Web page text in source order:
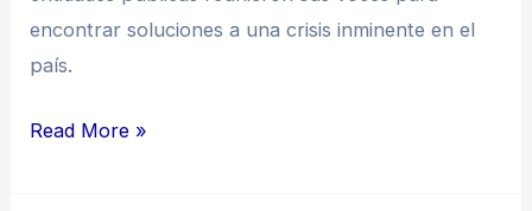
encontrar soluciones a una crisis inminente en el
país.
Read More »